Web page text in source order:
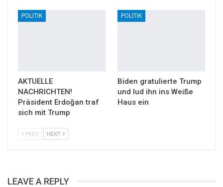
POLITIK
AKTUELLE
NACHRICHTEN!
Präsident Erdoğan traf
sich mit Trump
POLITIK
Biden gratulierte Trump
und lud ihn ins Weiße
Haus ein
PREV NEXT
LEAVE A REPLY